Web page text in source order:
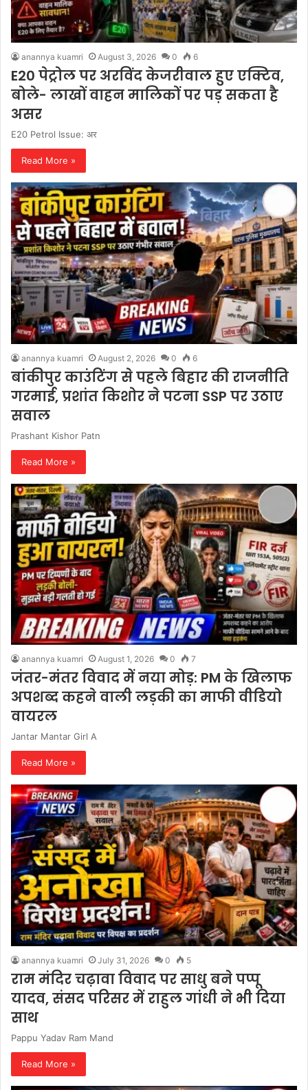
anannya kuamri August 3, 2026 0 6
E20 पेट्रोल पर अरविंद केजरीवाल हुए एक्टिव,
बोले- लाखों वाहन मालिकों पर पड़ सकता है
असर
E20 Petrol Issue: अर
Read More »
anannya kuamri August 2, 2026 0 6
बांकीपुर काउंटिंग से पहले बिहार की राजनीति
गरमाई, प्रशांत किशोर ने पटना SSP पर उठाए
सवाल
Prashant Kishor Patn
Read More »
anannya kuamri August 1, 2026 0 7
जंतर-मंतर विवाद में नया मोड़: PM के खिलाफ
अपशब्द कहने वाली लड़की का माफी वीडियो
वायरल
Jantar Mantar Girl A
Read More »
anannya kuamri July 31, 2026 0 5
राम मंदिर चढ़ावा विवाद पर साधु बने पप्पू
यादव, संसद परिसर में राहुल गांधी ने भी दिया
साथ
Pappu Yadav Ram Mand
Read More »